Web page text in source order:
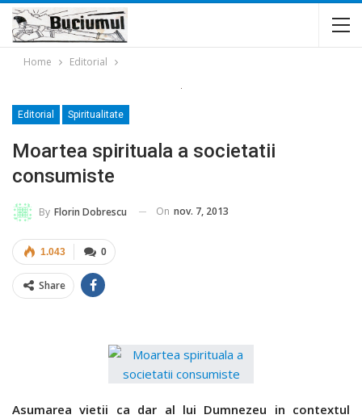
Home Editorial
Editorial Spiritualitate
Moartea spirituala a societatii
consumiste
By Florin Dobrescu On nov. 7, 2013
0
1.043
Share
Asumarea vietii ca dar al lui Dumnezeu in contextul